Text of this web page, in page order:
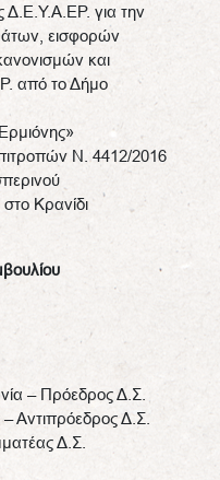
Δ.Ε.Υ.Α.ΕΡ. για την
εισφορών
και
από το Δήμο
Ν. 4412/2016
Κρανίδι
– Πρόεδρος Δ.Σ.
Αντιπρόεδρος Δ.Σ.
Δ.Σ.